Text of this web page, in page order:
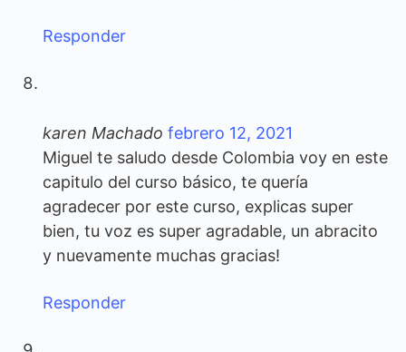
Responder
karen Machado febrero 12, 2021
Miguel te saludo desde Colombia voy en este
capitulo del curso básico, te quería
agradecer por este curso, explicas super
bien, tu voz es super agradable, un abracito
y nuevamente muchas gracias!
Responder